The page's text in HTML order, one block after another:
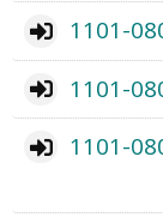
1101-
1101-
1101-